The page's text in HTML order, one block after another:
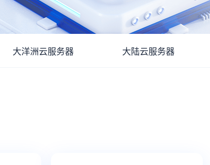
大洋洲云服务器 大陆云服务器